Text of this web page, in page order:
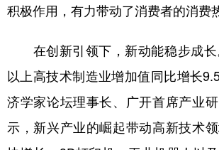
积极作用，有力带动了消费者的消费
在创新引领下，新动能稳步成长
以上高技术制造业增加值同比增长
济学家论坛理事长、广开首席产业
示，新兴产业的崛起带动高新技术